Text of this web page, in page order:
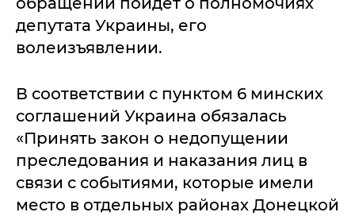
депутата Украины, его
волеизъявлении.
В соответствии с пунктом 6 минских
соглашений Украина обязалась
«Принять закон о недопущении
преследования и наказания лиц в
связи с событиями, которые имели
место в отдельных районах Донецкой